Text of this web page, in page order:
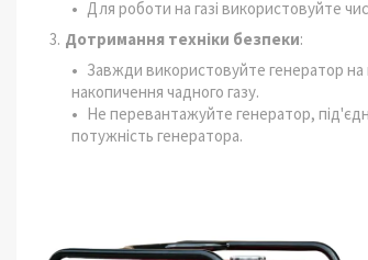
Для роботи на газі використовуйте
Дотримання техніки безпеки:
Завжди використовуйте генератор
накопичення чадного газу.
Не перевантажуйте генератор,
потужність генератора.